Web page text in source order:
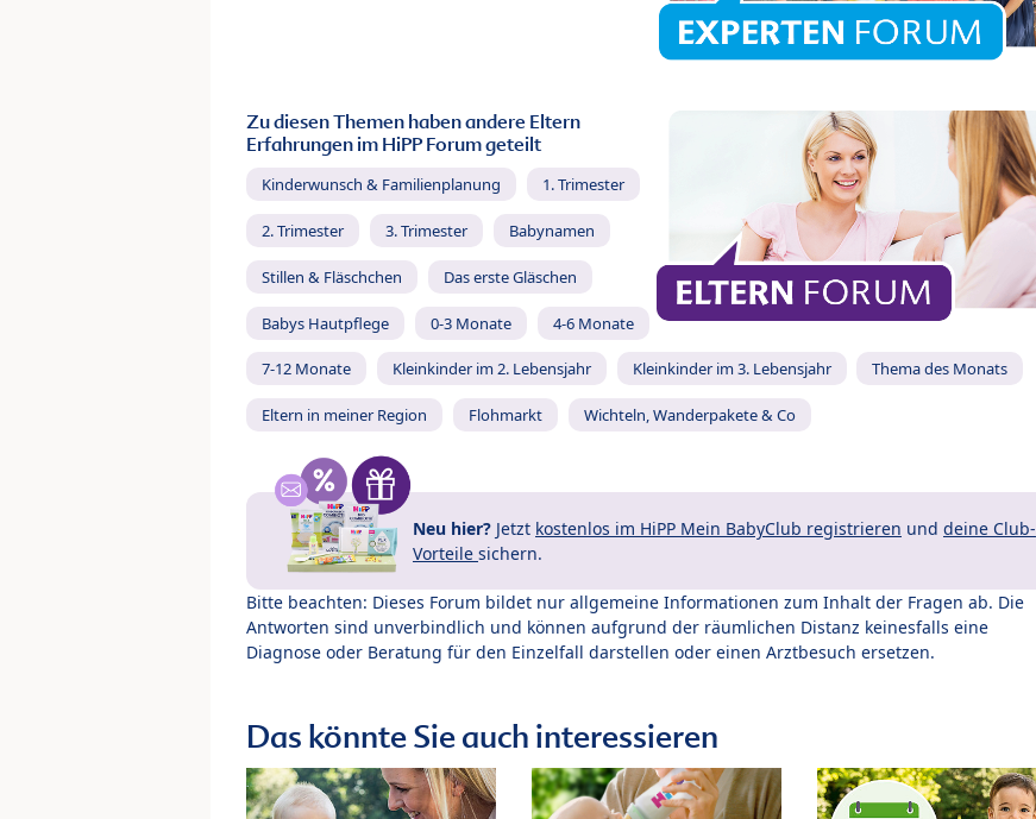
Zu diesen Themen haben andere Eltern
Erfahrungen im HiPP Forum geteilt
Kinderwunsch & Familienplanung 1. Trimester
2. Trimester 3. Trimester Babynamen
Stillen & Fläschchen Das erste Gläschen
Babys Hautpflege 0-3 Monate 4-6 Monate
7-12 Monate Kleinkinder im 2. Lebensjahr Kleinkinder im 3. Lebensjahr Thema des Monats
Eltern in meiner Region Flohmarkt Wichteln, Wanderpakete & Co
Neu hier? Jetzt kostenlos im HiPP Mein BabyClub registrieren und deine Club-
Vorteile sichern.
Bitte beachten: Dieses Forum bildet nur allgemeine Informationen zum Inhalt der Fragen ab. Die
Antworten sind unverbindlich und können aufgrund der räumlichen Distanz keinesfalls eine
Diagnose oder Beratung für den Einzelfall darstellen oder einen Arztbesuch ersetzen.
Das könnte Sie auch interessieren